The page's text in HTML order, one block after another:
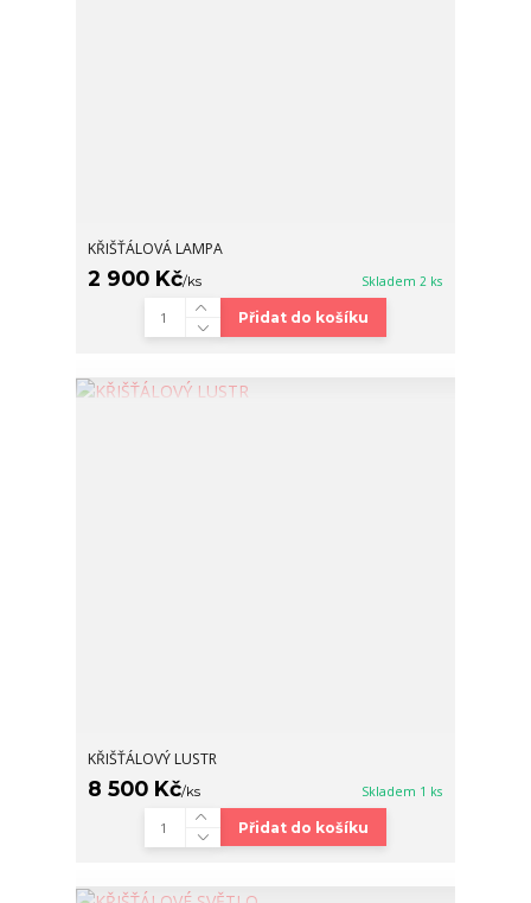
KŘIŠŤÁLOVÁ LAMPA
2 900 Kč/ks Skladem 2 ks
Přidat do košíku
KŘIŠŤÁLOVÝ LUSTR
8 500 Kč/ks Skladem 1 ks
Přidat do košíku